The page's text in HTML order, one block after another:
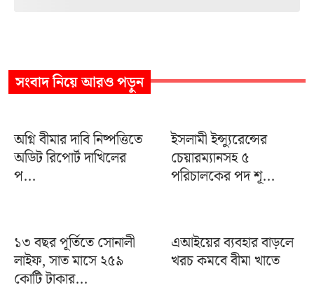
সংবাদনিয়ে আরও পড়ুন
অগ্নি বীমার দাবি নিষ্পত্তিতে
অডিট রিপোর্ট দাখিলের
প...
ইসলামী ইন্স্যুরেন্সের
চেয়ারম্যানসহ ৫
পরিচালকের পদ শূ...
১৩ বছর পূর্তিতে সোনালী
লাইফ, সাত মাসে ২৫৯
কোটি টাকার...
এআইয়ের ব্যবহার বাড়লে
খরচ কমবে বীমা খাতে